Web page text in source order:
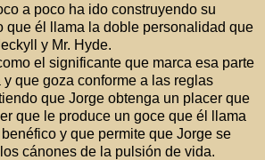
a poco ha ido construyendo su
que él llama la doble personalidad que
y Mr. Hyde.
el significante que marca esa parte
que goza conforme a las reglas
que Jorge obtenga un placer que
que le produce un goce que él llama
y que permite que Jorge se
cánones de la pulsión de vida.